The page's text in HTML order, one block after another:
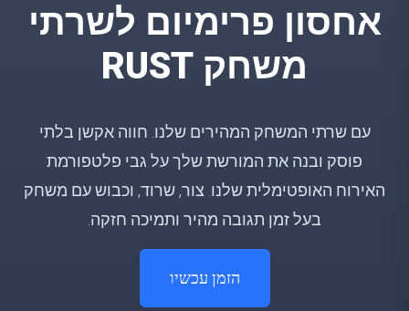
אחסון פרימיום לשרתי
משחק RUST
עם שרתי המשחק המהירים שלנו. חווה אקשן בלתי
פוסק ובנה את המורשת שלך על גבי פלטפורמת
האירוח האופטימלית שלנו. צור, שרוד, וכבוש עם משחק
בעל זמן תגובה מהיר ותמיכה חזקה.
הזמן עכשיו